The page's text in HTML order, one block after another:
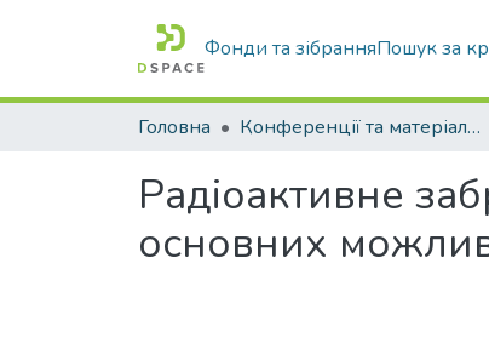
Фонди та зібранняПошук за
Головна Конференції та матеріали конференцій
Радіоактивне
основних